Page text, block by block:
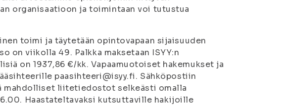
organisaatioon ja toimintaan voi tutustua
toimi ja täytetään opintovapaan sijaisuuden
on viikolla 49. Palkka maksetaan ISYY:n
on 1937,86 €/kk. Vapaamuotoiset hakemukset ja
paasihteeri@isyy.fi. Sähköpostiin
mahdolliset liitetiedostot selkeästi omalla
Haastateltavaksi kutsuttaville hakijoille